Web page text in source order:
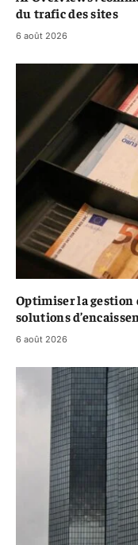
du trafic des sites
6 août 2026
Optimiser la gestion
solutions
6 août 2026